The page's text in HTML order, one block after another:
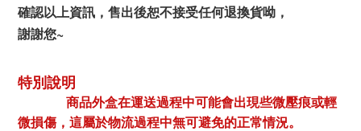
確認以上資訊，售出後恕不接受任何退換貨呦，
謝謝您~
特別說明
商品外盒在運送過程中可能會出現些微壓痕或輕
微損傷，這屬於物流過程中無可避免的正常情況。